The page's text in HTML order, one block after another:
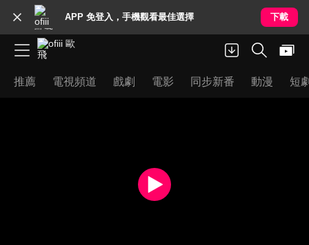
APP 免登入，手機觀看最佳選擇 下載
推薦 電視頻道 戲劇 電影 同步新番 動漫 短